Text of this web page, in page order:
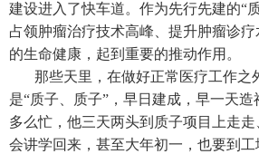
建设进入了快车道。作为先行先建的“
占领肿瘤治疗技术高峰、提升肿瘤诊
的生命健康，起到重要的推动作用。
那些天里，在做好正常医疗工作之
是“质子、质子”，早日建成，早一天
多么忙，他三天两头到质子项目上走
会讲学回来，甚至大年初一，也要到工